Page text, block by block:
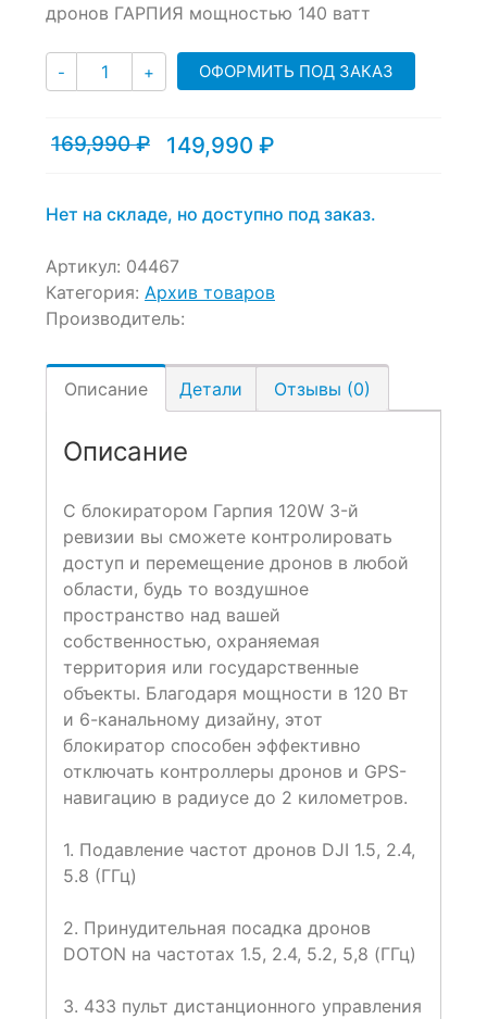
based
ratings
дронов ГАРПИЯ мощностью 140 ватт
- Количество
+ ОФОРМИТЬ ПОД ЗАКАЗ
169,990₽
Первоначальная
169,990 ₽.
149,990 ₽
Текущая
Нет на складе, но доступно под заказ.
Артикул: 04467
Категория: Архив товаров
Производитель:
Описание Детали Отзывы (0)
Описание
С блокиратором Гарпия 120W 3-й
ревизии вы сможете контролировать
доступ и перемещение дронов в любой
области, будь то воздушное
пространство над вашей
собственностью, охраняемая
территория или государственные
объекты. Благодаря мощности в 120 Вт
и 6-канальному дизайну, этот
блокиратор способен эффективно
отключать контроллеры дронов и GPS-
навигацию в радиусе до 2 километров.
1. Подавление частот дронов DJI 1.5, 2.4,
5.8 (ГГц)
2. Принудительная посадка дронов
DOTON на частотах 1.5, 2.4, 5.2, 5,8 (ГГц)
3. 433 пульт дистанционного управления